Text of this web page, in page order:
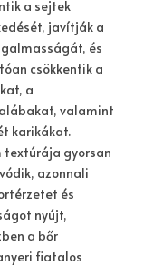
a sejtek
javítják a
és
csökkentik a
a
valamint
karikákat.
textúrája gyorsan
azonnali
és
nyújt,
a bőr
fiatalos